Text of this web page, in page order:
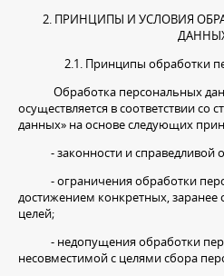
2. ПРИНЦИПЫ И УСЛОВИЯ
2.1. Принципы обработки
Обработка персональных
осуществляется в соответствии со
данных» на основе следующих
- законности и справедливой
- ограничения обработки
достижением конкретных,
целей;
- недопущения обработки
несовместимой с целями сбора